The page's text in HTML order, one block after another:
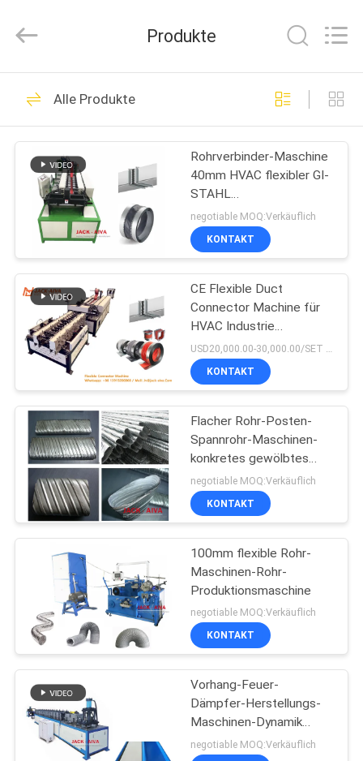
HAUSE
PRODUKTE
ÜBER
UNS
WERKSBESICHTIGUNG
QUALITÄTSKONTROLLE
KONTAKT
MIT
UNS
NEUIGKEITEN
BITTE UM
EIN
ANGEBOT
SITEMAP
PRIVACY
POLICY
MACHINERY
Rights
Maschinen für die
Rohrleitung
14
HVAC-
12
Maschinen und
Apparate für die
Herstellung von
Schraubmaschinen
13
Posten-Spannrohr-
Maschine
Produkte
Alle Produkte
Rohrverbinder-Maschine
40mm HVAC flexibler GI-
STAHL
3500x1300x1300mm
negotiable MOQ:Verkäuflich
KONTAKT
CE Flexible Duct
Connector Machine für
HVAC Industrie
Luftkanalverbindungsgelenk
KONTAKT
Flacher Rohr-Posten-
Spannrohr-Maschinen-
konkretes gewölbtes
ovales Rohr
negotiable MOQ:Verkäuflich
KONTAKT
100mm flexible Rohr-
Maschinen-Rohr-
Produktionsmaschine
negotiable MOQ:Verkäuflich
KONTAKT
Vorhang-Feuer-
Dämpfer-Herstellungs-
Maschinen-Dynamik
VCD-Maschine
negotiable MOQ:Verkäuflich